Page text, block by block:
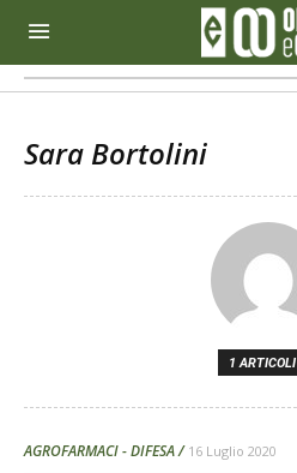
Sara Bortolini
1 ARTICOLI
AGROFARMACI - DIFESA 16 Luglio 2020